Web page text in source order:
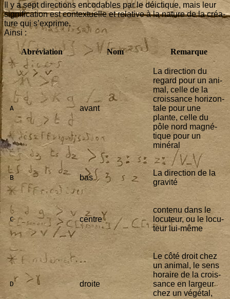
Il y a sept direc­tions enco­dables par le déic­tique, mais leur
signi­fi­ca­tion est contex­tuelle et rela­tive à la nature de la créa­
ture qui s’exprime.
Ainsi :
Abré­via­tion Nom Remarque
A avant
La direc­tion du
regard pour un ani­
mal, celle de la
crois­sance hori­zon­
tale pour une
plante, celle du
pôle nord magné­
tique pour un
minéral
B bas
La direc­tion de la
gravité
C centre
conte­nu dans le
locu­teur, ou le locu­
teur lui-même
D droite
Le côté droit chez
un ani­mal, le sens
horaire de la crois­
sance en lar­geur
chez un végé­tal,